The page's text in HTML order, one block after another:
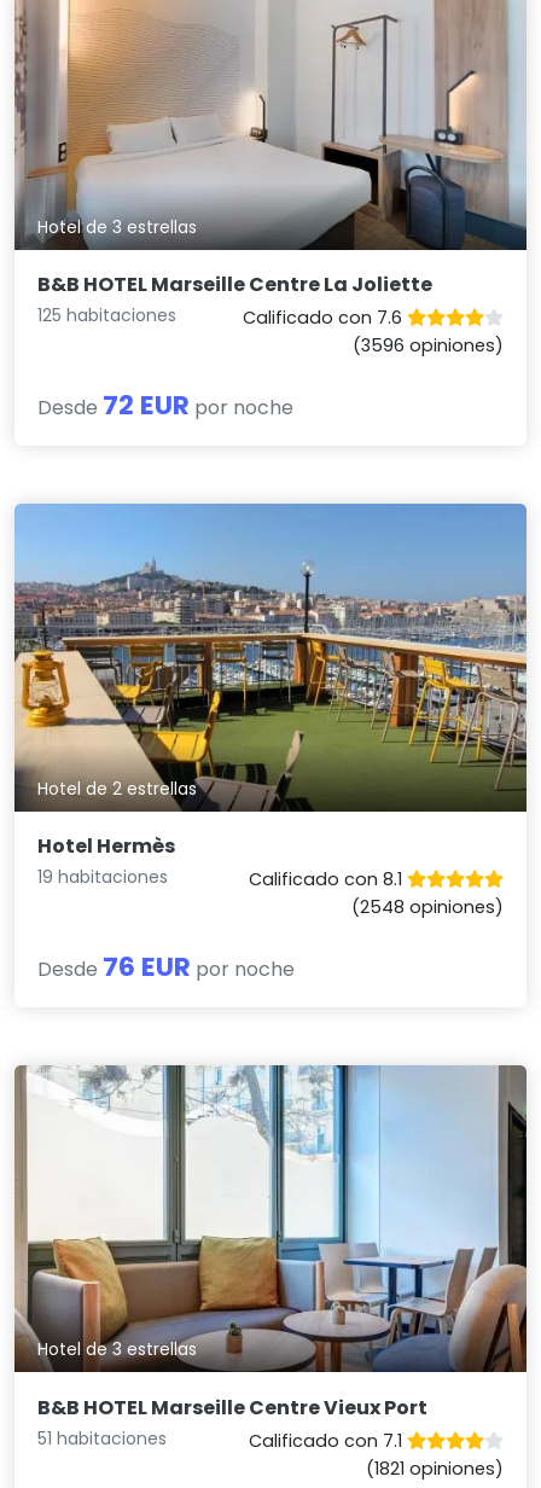
Hotel de 3 estrellas
B&B HOTEL Marseille Centre La Joliette
125 habitaciones
Calificado con 7.6
(3596 opiniones)
Desde 72 EUR por noche
Hotel de 2 estrellas
Hotel Hermès
19 habitaciones
Calificado con 8.1
(2548 opiniones)
Desde 76 EUR por noche
Hotel de 3 estrellas
B&B HOTEL Marseille Centre Vieux Port
51 habitaciones
Calificado con 7.1
(1821 opiniones)